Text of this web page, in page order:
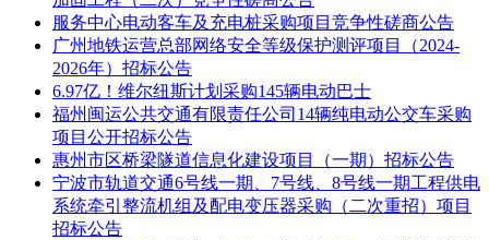
止。（具体开工日期以业主书面通知为准。）
报价人资质要求
（一）报价人必须是国内依法注册的具有独立法人资格的企
业；
（二）报价人应具有自2019年1月以来电机或水泵设备的维修
或保养业绩，提供至少一份包含相关业绩并且合同金额不低于
人民币10万元的合同（提供合同复印件，加盖公章，原件备
查）；
服务中心电动客车及充电桩采购项目竞争性磋商公告
广州地铁运营总部网络安全等级保护测评项目（2024-
2026年）招标公告
6.97亿！维尔纽斯计划采购145辆电动巴士
福州闽运公共交通有限责任公司14辆纯电动公交车采购
项目公开招标公告
惠州市区桥梁隧道信息化建设项目（一期）招标公告
宁波市轨道交通6号线一期、7号线、8号线一期工程供电
系统牵引整流机组及配电变压器采购（二次重招）项目
招标公告